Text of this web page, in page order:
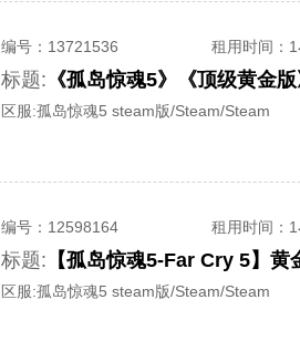
编号： 13721536 租用时间 ：
标题: 《孤岛惊魂5》《顶级黄金
区服:孤岛惊魂5 steam版/Steam/Steam
编号： 12598164 租用时间 ：
标题: 【孤岛惊魂5-Far Cry 5】
区服:孤岛惊魂5 steam版/Steam/Steam